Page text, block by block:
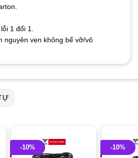
1 đổi 1.
nguyên vẹn không bể vỡ/vô
-10% -10%